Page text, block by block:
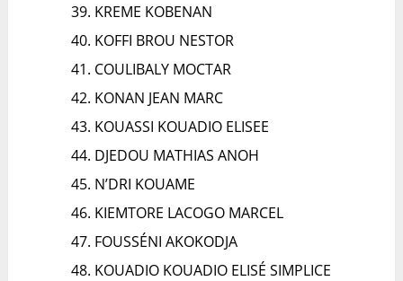
KREME KOBENAN
KOFFI BROU NESTOR
COULIBALY MOCTAR
KONAN JEAN MARC
KOUASSI KOUADIO ELISEE
DJEDOU MATHIAS ANOH
N’DRI KOUAME
KIEMTORE LACOGO MARCEL
FOUSSÉNI AKOKODJA
KOUADIO KOUADIO ELISÉ SIMPLICE